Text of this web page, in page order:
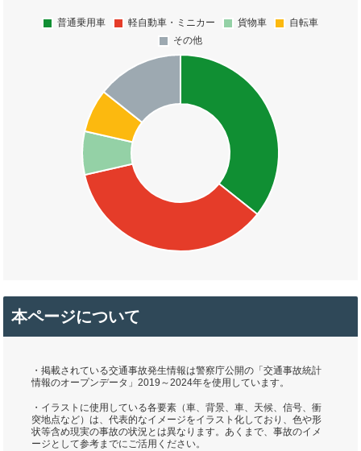
本ページについて
・掲載されている交通事故発生情報は警察庁公開の「交通事故統計
情報のオープンデータ」2019～2024年を使用しています。
・イラストに使用している各要素（車、背景、車、天候、信号、衝
突地点など）は、代表的なイメージをイラスト化しており、色や形
状等含め現実の事故の状況とは異なります。あくまで、事故のイメ
ージとして参考までにご活用ください。